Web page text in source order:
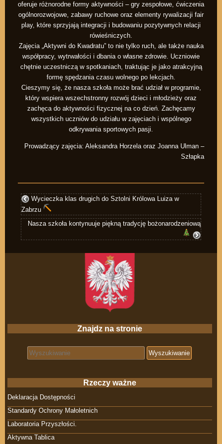
oferuje różnorodne formy aktywności – gry zespołowe, ćwiczenia
ogólnorozwojowe, zabawy ruchowe oraz elementy rywalizacji fair
play, które sprzyjają integracji i budowaniu pozytywnych relacji
rówieśniczych.
Zajęcia „Aktywni do Kwadratu” to nie tylko ruch, ale także nauka
współpracy, wytrwałości i dbania o własne zdrowie. Uczniowie
chętnie uczestniczą w spotkaniach, traktując je jako atrakcyjną
formę spędzania czasu wolnego po lekcjach.
Cieszymy się, że nasza szkoła może brać udział w programie,
który wspiera wszechstronny rozwój dzieci i młodzieży oraz
zachęca do aktywności fizycznej na co dzień. Zachęcamy
wszystkich uczniów do udziału w zajęciach i wspólnego
odkrywania sportowych pasji.
Prowadzący zajęcia: Aleksandra Horzela oraz Joanna Ulman –
Szłapka
Wycieczka klas drugich do Sztolni Królowa Luiza w
Zabrzu
Nasza szkoła kontynuuje piękną tradycję bożonarodzeniową
Znajdz na stronie
Search for:
Rzeczy ważne
Deklaracja Dostępności
Standardy Ochrony Małoletnich
Laboratoria Przyszłości.
Aktywna Tablica